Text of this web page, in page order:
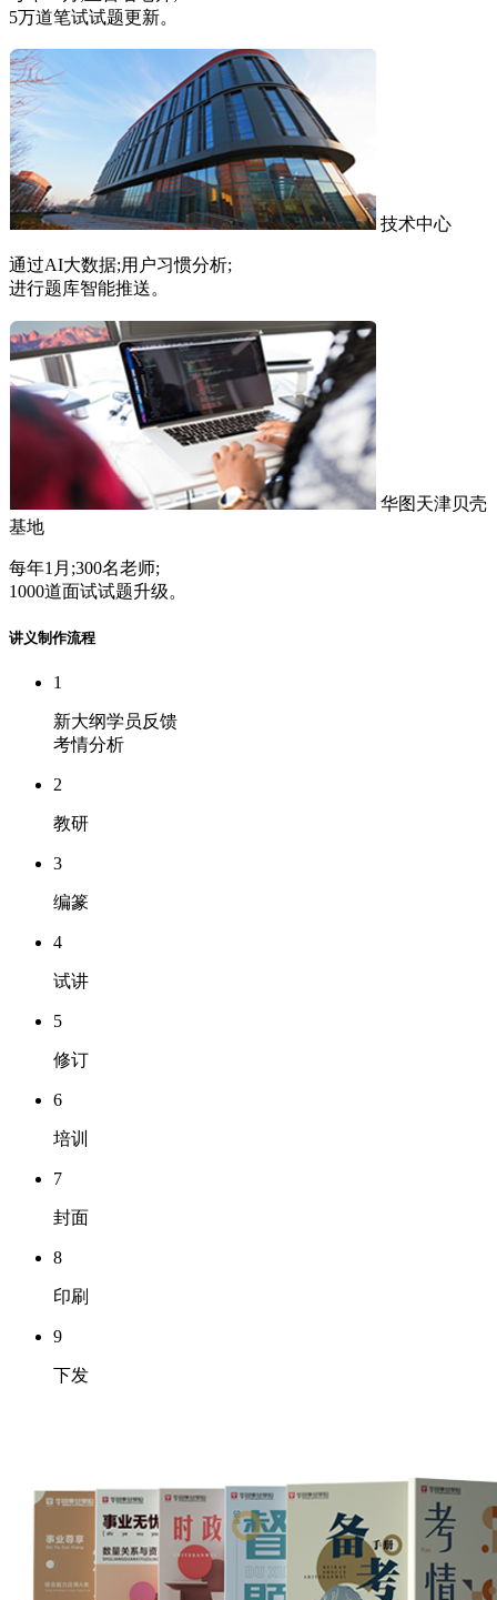
5万道笔试试题更新。
技术中心
通过AI大数据;用户习惯分析;
进行题库智能推送。
华图天津贝壳
基地
每年1月;300名老师;
1000道面试试题升级。
讲义制作流程
1
新大纲学员反馈
考情分析
2
教研
3
编篆
4
试讲
5
修订
6
培训
7
封面
8
印刷
9
下发